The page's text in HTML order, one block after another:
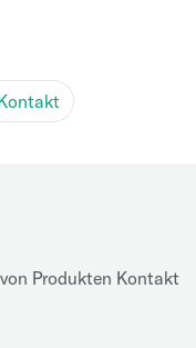
Produkten Kontakt